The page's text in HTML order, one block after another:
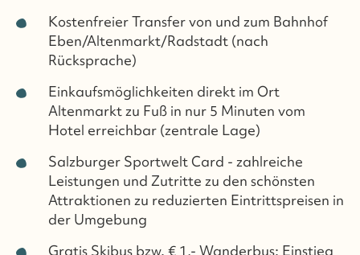
Kostenfreier Transfer von und zum Bahnhof
Eben/Altenmarkt/Radstadt (nach
Rücksprache)
Einkaufsmöglichkeiten direkt im Ort
Altenmarkt zu Fuß in nur 5 Minuten vom
Hotel erreichbar (zentrale Lage)
Salzburger Sportwelt Card - zahlreiche
Leistungen und Zutritte zu den schönsten
Attraktionen zu reduzierten Eintrittspreisen in
der Umgebung
Gratis Skibus bzw. € 1,- Wanderbus: Einstieg